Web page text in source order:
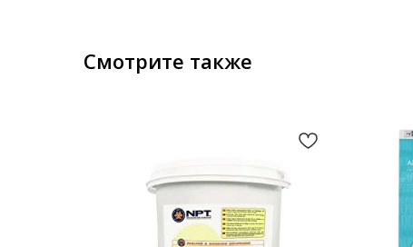
Смотрите также